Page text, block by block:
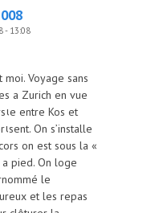
- 13:08
Voyage sans
a Zurich en vue
entre Kos et
On s’installe
on est sous la «
pied. On loge
le
et les repas